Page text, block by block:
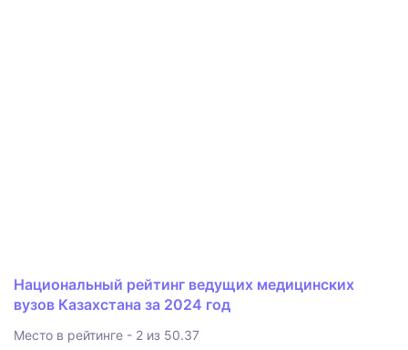
Национальный рейтинг ведущих медицинских
вузов Казахстана за 2024 год
Место в рейтинге - 2 из 50.37